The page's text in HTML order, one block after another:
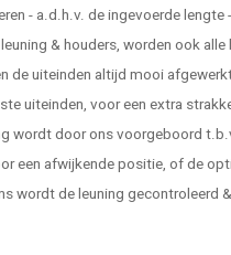
- a.d.h.v. de ingevoerde
& houders, worden ook
de uiteinden altijd mooi
uiteinden, voor een extra
wordt door ons voorgeboord
een afwijkende positie, of de
wordt de leuning gecontroleerd